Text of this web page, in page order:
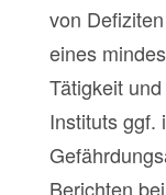
von
eines
Tätigkeit
Instituts ggf.
Berichten